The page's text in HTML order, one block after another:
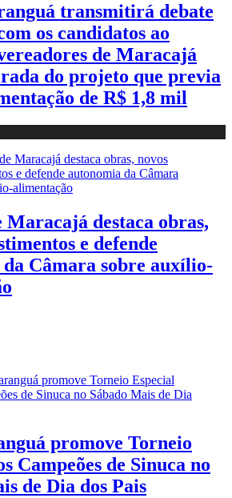
transmitirá debate
os candidatos ao
de Maracajá
do projeto que previa
de R$ 1,8 mil
Maracajá destaca obras,
e defende
Câmara sobre auxílio-
promove Torneio
Campeões de Sinuca no
de Dia dos Pais